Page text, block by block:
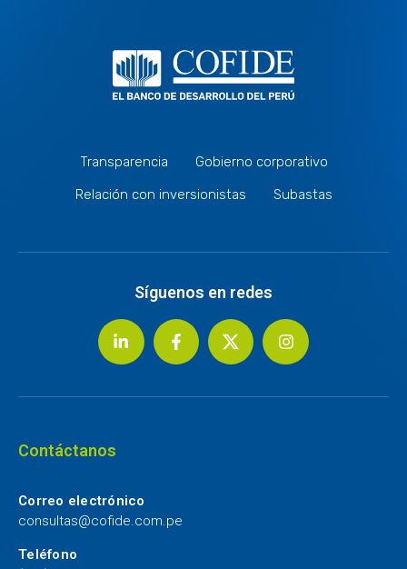
Transparencia
Gobierno corporativo
Relación con inversionistas
Subastas
Síguenos en redes
Contáctanos
Correo electrónico
consultas@cofide.com.pe
Teléfono